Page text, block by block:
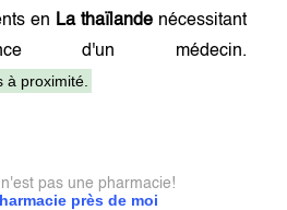
en La thaïlandenécessitant
d'un médecin.
à proximité.
près de moi
pas une pharmacie!